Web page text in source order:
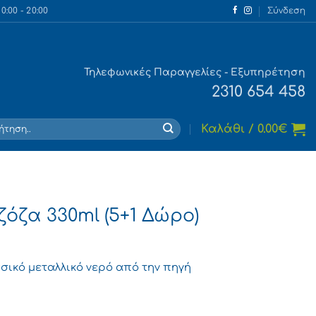
- 20:00 Σύνδεση
Τηλεφωνικές Παραγγελίες - Εξυπηρέτηση
2310 654 458
Καλάθι / 0.00€
330ml (5+1 Δώρο)
μεταλλικό νερό από την πηγή
ποσότητα